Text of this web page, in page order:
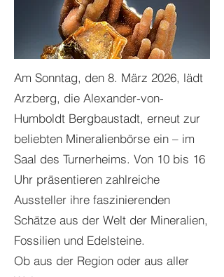
Am Sonntag, den 8. März 2026, lädt
Arzberg, die Alexander-von-
Humboldt Bergbaustadt, erneut zur
beliebten Mineralienbörse ein – im
Saal des Turnerheims. Von 10 bis 16
Uhr präsentieren zahlreiche
Aussteller ihre faszinierenden
Schätze aus der Welt der Mineralien,
Fossilien und Edelsteine.
Ob aus der Region oder aus aller